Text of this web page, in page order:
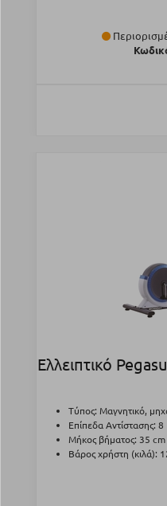
Ελλειπτικό
Τύπος: Μαγνητικό,
Επίπεδα Αντίστασης: 8
Μήκος βήματος: 35 cm
Βάρος χρήστη (κιλά):